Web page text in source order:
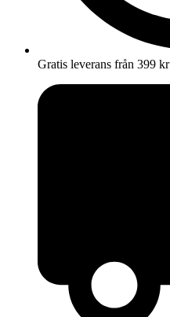
Gratis leverans från 399 kr